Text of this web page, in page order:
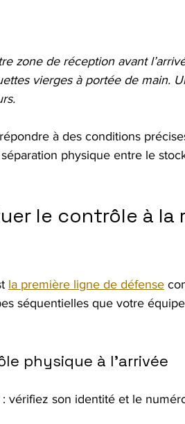
zone de réception avant
vierges à portée de main.
à des conditions
physique entre le
le contrôle à la
la première ligne de défense
séquentielles que votre
physique à l’arrivée
: vérifiez son identité et le